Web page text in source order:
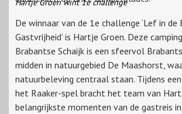
Hartje Groen wint 1e challenge
De winnaar van de 1e challenge ‘Lef in de
Gastvrijheid’ is Hartje Groen. Deze
Brabantse Schaijk is een sfeervol
midden in natuurgebied De Maashorst,
natuurbeleving centraal staan. Tijdens
het Raaker-spel bracht het team van
belangrijkste momenten van de gastreis